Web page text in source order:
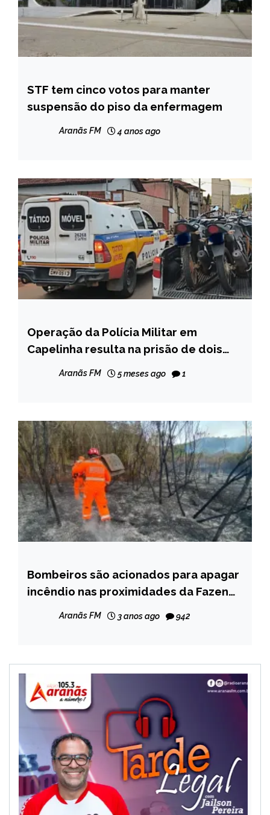
BRASIL
NOTÍCIAS
STF tem cinco votos para manter
suspensão do piso da enfermagem
Aranãs FM 4 anos ago
MINAS
GERAIS
NOTÍCIAS
Operação da Polícia Militar em
Capelinha resulta na prisão de dois
furtados de pátio credenciado
Aranãs FM 5 meses ago 1
CAPELINHA
NOTÍCIAS
Bombeiros são acionados para apagar
incêndio nas proximidades da Fazenda
Aranãs FM 3 anos ago 942